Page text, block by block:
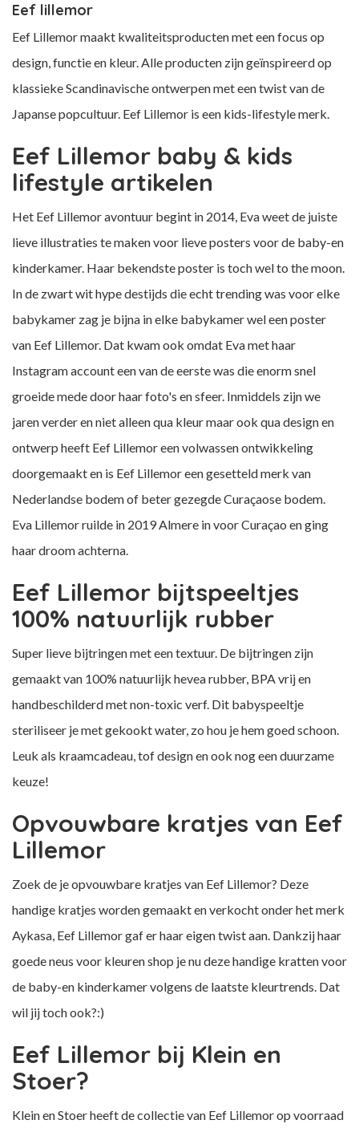
Eef lillemor
Eef Lillemor maakt kwaliteitsproducten met een focus op
design, functie en kleur. Alle producten zijn geïnspireerd op
klassieke Scandinavische ontwerpen met een twist van de
Japanse popcultuur. Eef Lillemor is een kids-lifestyle merk.
Eef Lillemor baby & kids
lifestyle artikelen
Het Eef Lillemor avontuur begint in 2014, Eva weet de juiste
lieve illustraties te maken voor lieve posters voor de baby-en
kinderkamer. Haar bekendste poster is toch wel to the moon.
In de zwart wit hype destijds die echt trending was voor elke
babykamer zag je bijna in elke babykamer wel een poster
van Eef Lillemor. Dat kwam ook omdat Eva met haar
Instagram account een van de eerste was die enorm snel
groeide mede door haar foto's en sfeer. Inmiddels zijn we
jaren verder en niet alleen qua kleur maar ook qua design en
ontwerp heeft Eef Lillemor een volwassen ontwikkeling
doorgemaakt en is Eef Lillemor een gesetteld merk van
Nederlandse bodem of beter gezegde Curaçaose bodem.
Eva Lillemor ruilde in 2019 Almere in voor Curaçao en ging
haar droom achterna.
Eef Lillemor bijtspeeltjes
100% natuurlijk rubber
Super lieve bijtringen met een textuur. De bijtringen zijn
gemaakt van 100% natuurlijk hevea rubber, BPA vrij en
handbeschilderd met non-toxic verf. Dit babyspeeltje
steriliseer je met gekookt water, zo hou je hem goed schoon.
Leuk als kraamcadeau, tof design en ook nog een duurzame
keuze!
Opvouwbare kratjes van Eef
Lillemor
Zoek de je opvouwbare kratjes van Eef Lillemor? Deze
handige kratjes worden gemaakt en verkocht onder het merk
Aykasa, Eef Lillemor gaf er haar eigen twist aan. Dankzij haar
goede neus voor kleuren shop je nu deze handige kratten voor
de baby-en kinderkamer volgens de laatste kleurtrends. Dat
wil jij toch ook?:)
Eef Lillemor bij Klein en
Stoer?
Klein en Stoer heeft de collectie van Eef Lillemor op voorraad